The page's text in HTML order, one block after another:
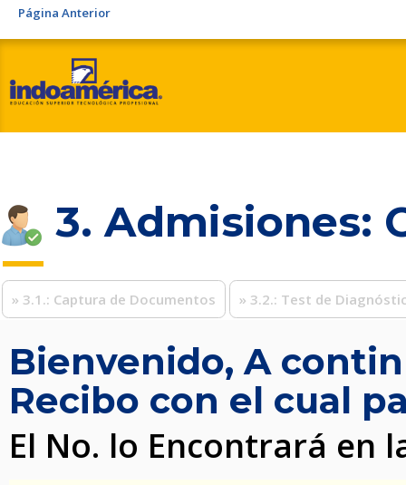
Página Anterior
3. Admisiones:
» 3.1.: Captura de Documentos » 3.2.: Test de
Bienvenido, A
Recibo con el cual
El No. lo Encontrará en